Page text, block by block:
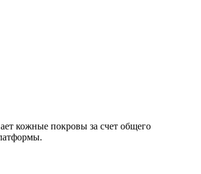
кожные покровы за счет общего